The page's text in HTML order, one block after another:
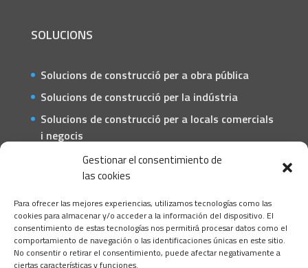
Gestionar el consentimiento de
las cookies
Para ofrecer las mejores experiencias, utilizamos tecnologías como las
cookies para almacenar y/o acceder a la información del dispositivo. El
consentimiento de estas tecnologías nos permitirá procesar datos como el
comportamiento de navegación o las identificaciones únicas en este sitio.
No consentir o retirar el consentimiento, puede afectar negativamente a
ciertas características y funciones.
SOLUCIONS
Solucions de construcció per a obra pública
Solucions de construcció per la indústria
Solucions de construcció per a locals comercials
i negocis
Solucions de construcció per a particulars
C/ Barcelona, 74 – Tortosa 43500
T 977445339 / M 607333789
info@alsocasals.com